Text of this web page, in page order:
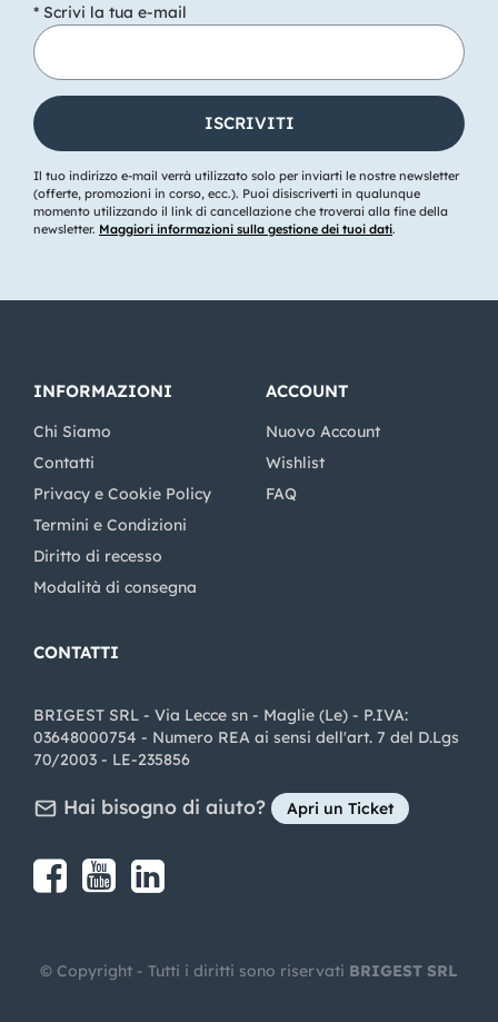
* Scrivi la tua e-mail
Il tuo indirizzo e-mail verrà utilizzato solo per inviarti le nostre newsletter
(offerte, promozioni in corso, ecc.). Puoi disiscriverti in qualunque
momento utilizzando il link di cancellazione che troverai alla fine della
newsletter. Maggiori informazioni sulla gestione dei tuoi dati.
INFORMAZIONI
Chi Siamo
Contatti
Privacy e Cookie Policy
Termini e Condizioni
Diritto di recesso
Modalità di consegna
ACCOUNT
Nuovo Account
Wishlist
FAQ
CONTATTI
BRIGEST SRL - Via Lecce sn - Maglie (Le) - P.IVA:
03648000754 - Numero REA ai sensi dell'art. 7 del D.Lgs
70/2003 - LE-235856
Hai bisogno di aiuto? Apri un Ticket
Share on Facebook
Share on youtube
© Copyright - Tutti i diritti sono riservati BRIGEST SRL